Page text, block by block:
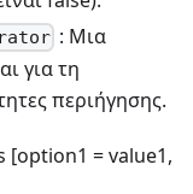
: Μια
για τη
περιήγησης.
[option1 = value1,